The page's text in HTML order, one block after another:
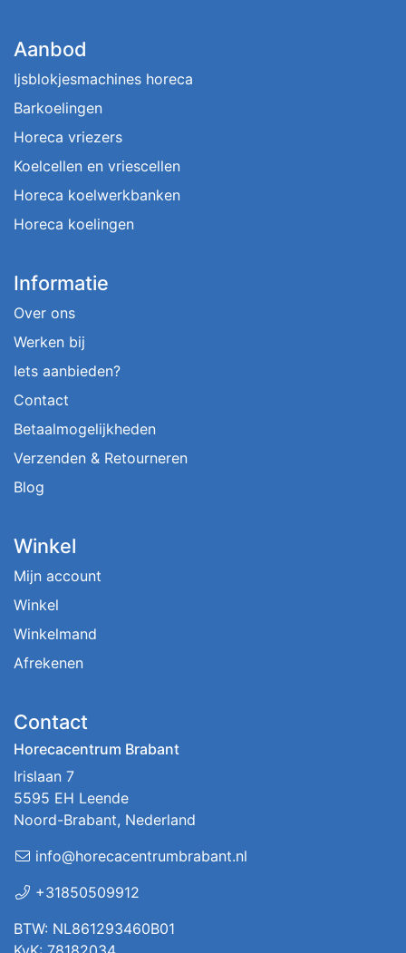
Aanbod
Ijsblokjesmachines horeca
Barkoelingen
Horeca vriezers
Koelcellen en vriescellen
Horeca koelwerkbanken
Horeca koelingen
Informatie
Over ons
Werken bij
Iets aanbieden?
Contact
Betaalmogelijkheden
Verzenden & Retourneren
Blog
Winkel
Mijn account
Winkel
Winkelmand
Afrekenen
Contact
Horecacentrum Brabant
Irislaan 7
5595 EH Leende
Noord-Brabant, Nederland
info@horecacentrumbrabant.nl
+31850509912
BTW: NL861293460B01